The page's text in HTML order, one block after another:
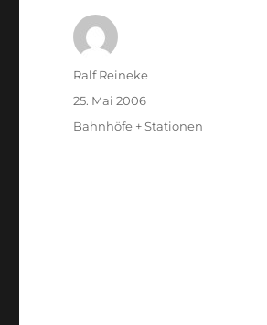
Autor
Ralf Reineke
Veröffentlicht
am
25. Mai 2006
Kategorien
Bahnhöfe + Stationen